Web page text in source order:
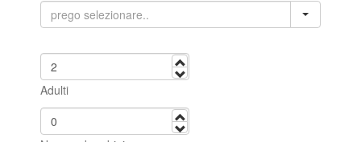
avanti
indietro
Adulti
avanti
indietro